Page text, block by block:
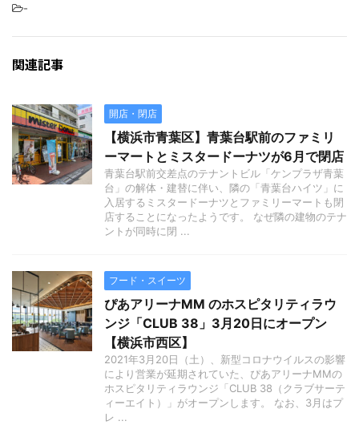
-
関連記事
開店・閉店
【横浜市青葉区】青葉台駅前のファミリ
ーマートとミスタードーナツが6月で閉店
青葉台駅前交差点のテナントビル「ケンプラザ青葉
台」の解体・建替に伴い、隣の「青葉台ハイツ」に
入居するミスタードーナツとファミリーマートも閉
店することになったようです。 なぜ隣の建物のテナ
ントが同時に閉 ...
フード・スイーツ
ぴあアリーナMM のホスピタリティラウ
ンジ「CLUB 38」3月20日にオープン
【横浜市西区】
2021年3月20日（土）、新型コロナウイルスの影響
により営業が延期されていた、ぴあアリーナMMの
ホスピタリティラウンジ「CLUB 38（クラブサーテ
ィーエイト）」がオープンします。 なお、3月はプ
レ ...